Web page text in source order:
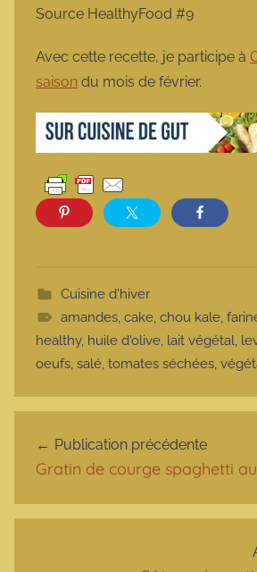
Source HealthyFood #9
Avec cette recette, je participe à
saison du mois de février.
Cuisine d'hiver
amandes, cake, chou kale,
healthy, huile d'olive, lait végétal,
oeufs, salé, tomates séchées,
Publication précédente
Gratin de courge spaghetti